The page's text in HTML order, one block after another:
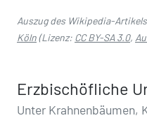
Auszug des Wikipedia-Artikels
Köln(Lizenz: CC BY-SA 3.0,
Erzbischöfliche
Unter Krahnenbäumen,